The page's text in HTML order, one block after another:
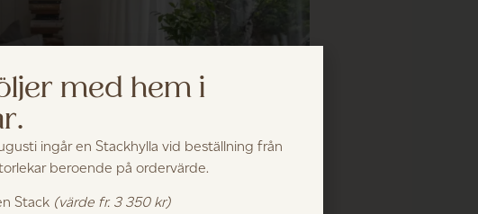
med hem i
ingår en Stackhylla vid beställning från
beroende på ordervärde.
Stack (värde fr. 3 350 kr)